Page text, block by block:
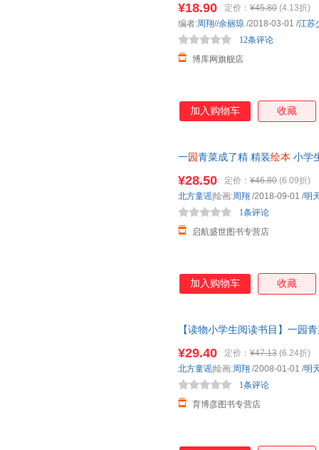
¥18.90 定价： ¥45.80 (4.13折)
博库网旗舰店
12条评论
编者:周翔//余丽琼 /2018-03-01 /江苏
加入购物车 收藏
一园 青菜成了精 精装绘本 小学
¥28.50 定价： ¥46.80 (6.09折)
启航盛世图书专营店
1条评论
北方童谣|绘画:周翔 /2018-09-01 /明
加入购物车 收藏
【读物小学生阅读书目】一园
慧的幽默
¥29.40 定价： ¥47.13 (6.24折)
育博彦图书专营店
1条评论
北方童谣|绘画:周翔 /2008-01-01 /明